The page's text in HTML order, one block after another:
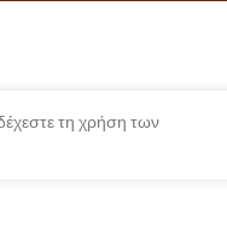
τη χρήση των